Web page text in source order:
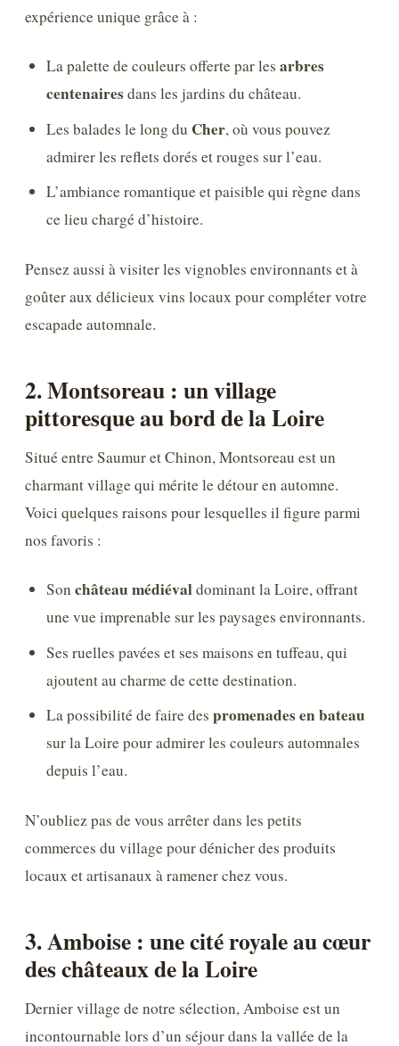
expérience unique grâce à :
La palette de couleurs offerte par lesarbres
centenairesdans les jardins du château.
Les balades le long du Cher, où vous pouvez
admirer les reflets dorés et rouges sur l’eau.
L’ambiance romantique et paisible qui règne dans
ce lieu chargé d’histoire.
Pensez aussi à visiter les vignobles environnants et à
goûter aux délicieux vins locaux pour compléter votre
escapade automnale.
2. Montsoreau : un village
pittoresque au bord de la Loire
Situé entre Saumur et Chinon, Montsoreau est un
charmant village qui mérite le détour en automne.
Voici quelques raisons pour lesquelles il figure parmi
nos favoris :
Sonchâteau médiévaldominant la Loire, offrant
une vue imprenable sur les paysages environnants.
Ses ruelles pavées et ses maisons en tuffeau, qui
ajoutent au charme de cette destination.
La possibilité de faire despromenades en bateau
sur la Loire pour admirer les couleurs automnales
depuis l’eau.
N’oubliez pas de vous arrêter dans les petits
commerces du village pour dénicher des produits
locaux et artisanaux à ramener chez vous.
3. Amboise : une cité royale au cœur
des châteaux de la Loire
Dernier village de notre sélection, Amboise est un
incontournable lors d’un séjour dans la vallée de la